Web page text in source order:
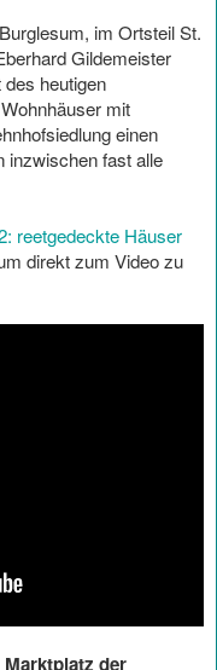
im Ortsteil St.
Gildemeister
des heutigen
mit
einen
inzwischen fast alle
reetgedeckte Häuser
direkt zum Video zu
Marktplatz der